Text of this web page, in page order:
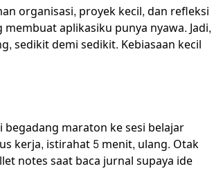
organisasi, proyek kecil, dan refleksi
aplikasiku punya nyawa. Jadi,
sedikit demi sedikit. Kebiasaan kecil
maraton ke sesi belajar
kerja, istirahat 5 menit, ulang. Otak
notes saat baca jurnal supaya ide